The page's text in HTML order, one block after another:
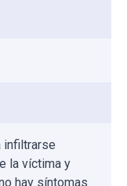
infiltrarse
la víctima y
hay síntomas